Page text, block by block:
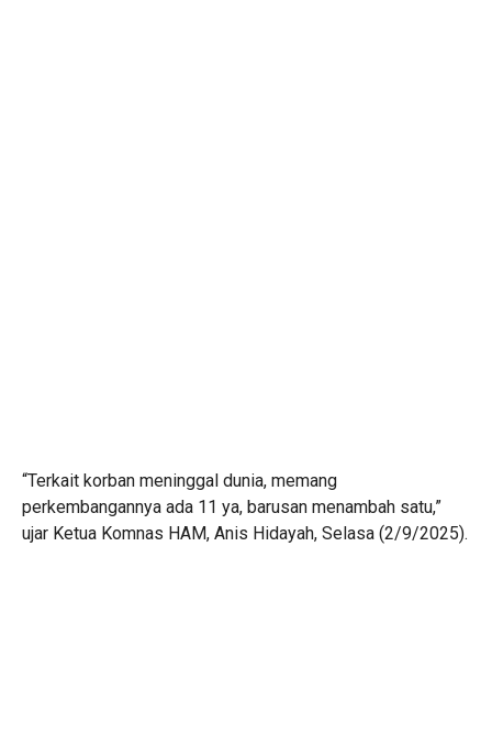
“Terkait korban meninggal dunia, memang
perkembangannya ada 11 ya, barusan menambah satu,”
ujar Ketua Komnas HAM, Anis Hidayah, Selasa (2/9/2025).